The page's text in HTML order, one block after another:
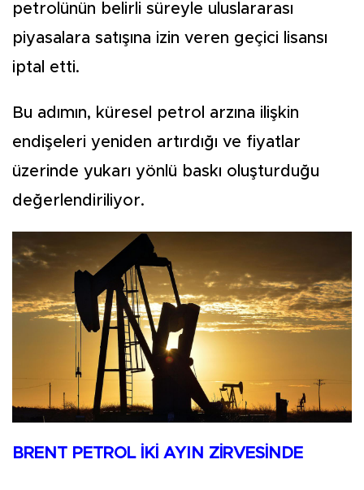
petrolünün belirli süreyle uluslararası
piyasalara satışına izin veren geçici lisansı
iptal etti.
Bu adımın, küresel petrol arzına ilişkin
endişeleri yeniden artırdığı ve fiyatlar
üzerinde yukarı yönlü baskı oluşturduğu
değerlendiriliyor.
BRENT PETROL İKİ AYIN ZİRVESİNDE